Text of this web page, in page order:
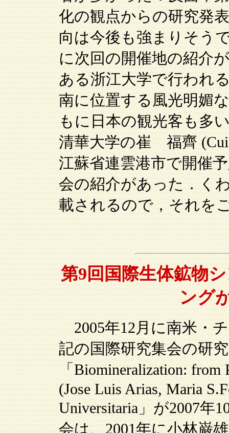
化の観点からの研究発
向は今後も強まりそう
に次回の開催地の紹介
ある浙江大学で行われ
南に位置する風光明媚
もに日本の観光客も多
清華大学の崔 福齊 (Cui
江蘇省連雲港市で開催
会の紹介があった．く
載されるので，それを
第9回国際生体鉱物
ング
2005年12月に南米・
記の国際研究集会の研
「Biomineralization: from
(Jose Luis Arias, Maria
Universitaria」が2007年
会は、2001年に小林巌